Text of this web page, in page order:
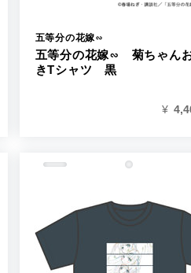
五等分の花嫁∽
五等分の花嫁∽ 菊ちゃん
きTシャツ 黒
¥